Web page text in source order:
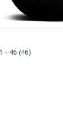
- 46 (46)